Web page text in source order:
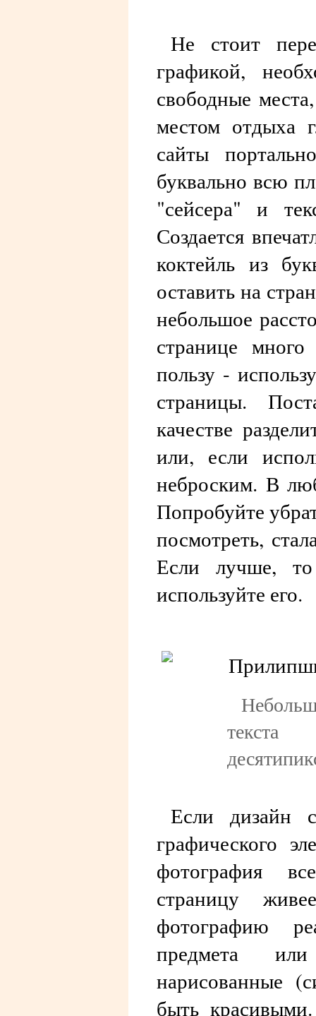
Не стоит
графикой,
свободные
местом отдыха
сайты
буквально всю
"сейсера" и
Создается
коктейль из
оставить на
небольшое
странице
пользу -
страницы.
качестве
или, если
неброским. В
Попробуйте
посмотреть,
Если лучше,
используйте его.
Если дизайн
графического
фотография
страницу
фотографию
предмета
нарисованные
быть